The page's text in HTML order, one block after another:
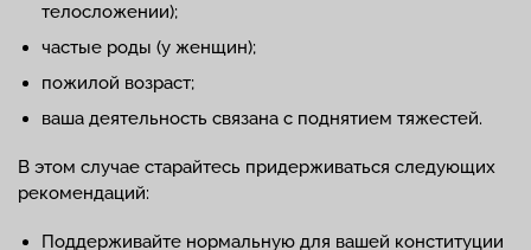
телосложении);
частые роды (у женщин);
пожилой возраст;
ваша деятельность связана с поднятием тяжестей.
В этом случае старайтесь придерживаться следующих
рекомендаций:
Поддерживайте нормальную для вашей конституции